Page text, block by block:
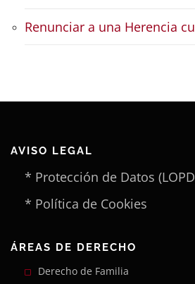
Renunciar a una Herencia
AVISO LEGAL
* Protección de Datos
* Política de Cookies
ÁREAS DE DERECHO
Derecho de Familia